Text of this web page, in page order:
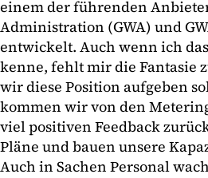
einem der führenden
Administration (GWA) und
entwickelt. Auch wenn ich
kenne, fehlt mir die Fantasie
wir diese Position aufgeben
kommen wir von den
viel positiven Feedback
Pläne und bauen unsere
Auch in Sachen Personal